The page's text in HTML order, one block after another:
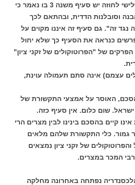
בסעיף 5 של הנספח השלישי לחוזה יש סעיף משנה 3 בו נאמר כי
וסובלנות הדדית, ובהתאם לכך
נגד זה". גם סעיף זה איננו מקוים על
כנראה את הסעיף כך שלא יחול
על שידור הסדרה בת 41 הפרקים של "הפרוטוקולים של זקני ציון"
עצמם) אינה סתם תעמולה עוינת,
האוסר על אמצעי התקשורת של
שום כלום. אין סעיף כזה.
קיים בהסכם בינינו לבין מצרים הרי
גמור. כלי התקשורת שלהם מלאים
של זקני ציון נמצאים
המכר במצרים.
נפתחה באחרונה מחלקה